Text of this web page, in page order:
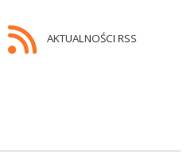
AKTUALNOŚCI RSS